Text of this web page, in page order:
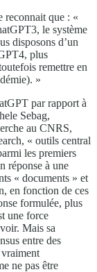
reconnait que : «
le système
disposons d’un
plus
remettre en
»
par rapport à
Sebag,
au CNRS,
« outils central
les premiers
réponse à une
« documents » et
en fonction de ces
formulée, plus
une force
Mais sa
entre des
ne pas être